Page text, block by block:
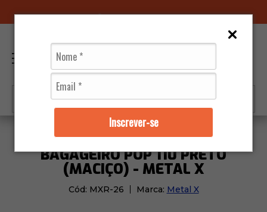
Inscrever-se
Bagageiros Bagageiro Pop 110 Preto
BAGAGEIRO POP 110 PRETO
(MACIÇO) - METAL X
Cód: MXR-26 Marca: Metal X